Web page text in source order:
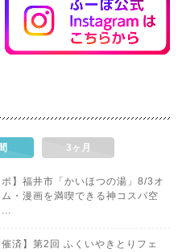
3ヶ月
ポ】福井市「かいほつの湯」8/3オ
・漫画を満喫できる神コスパ空
...
催済】第2回 ふくいやきとりフェ